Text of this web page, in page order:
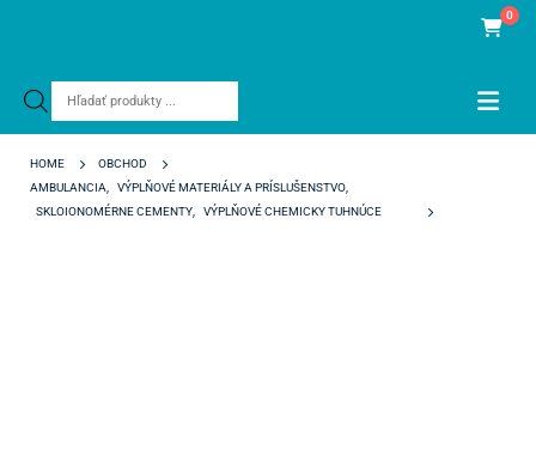
Products
0
HOME
OBCHOD
AMBULANCIA
VÝPLŇOVÉ MATERIÁLY A PRÍSLUŠENSTVO
SKLOIONOMÉRNE CEMENTY
VÝPLŇOVÉ CHEMICKY TUHNÚCE